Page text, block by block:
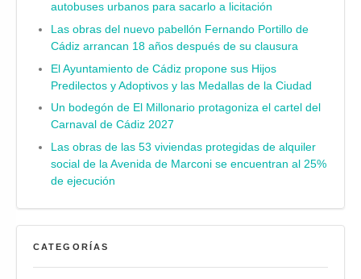
autobuses urbanos para sacarlo a licitación
Las obras del nuevo pabellón Fernando Portillo de
Cádiz arrancan 18 años después de su clausura
El Ayuntamiento de Cádiz propone sus Hijos
Predilectos y Adoptivos y las Medallas de la Ciudad
Un bodegón de El Millonario protagoniza el cartel del
Carnaval de Cádiz 2027
Las obras de las 53 viviendas protegidas de alquiler
social de la Avenida de Marconi se encuentran al 25%
de ejecución
CATEGORÍAS